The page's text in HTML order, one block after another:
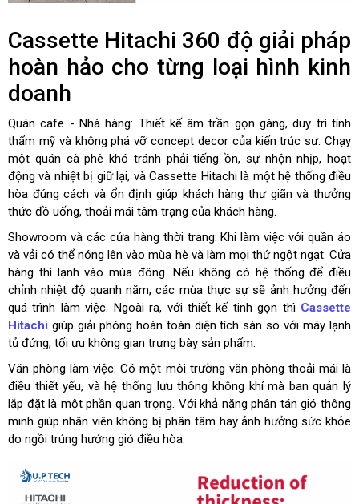
Cassette Hitachi 360 độ giải pháp
hoàn hảo cho từng loại hình kinh
doanh
Quán cafe - Nhà hàng: Thiết kế âm trần gọn gàng, duy trì tính
thẩm mỹ và không phá vỡ concept decor của kiến trúc sư. Chạy
một quán cà phê khó tránh phải tiếng ồn, sự nhộn nhịp, hoạt
động và nhiệt bị giữ lại, và Cassette Hitachi là một hệ thống điều
hòa đúng cách và ổn định giúp khách hàng thư giãn và thưởng
thức đồ uống, thoải mái tâm trạng của khách hàng.
Showroom và các cửa hàng thời trang: Khilàm việc với quần áo
và vải có thể nóng lên vào mùa hè và làm mọi thứ ngột ngạt. Cửa
hàng thì lạnh vào mùa đông. Nếu không có hệ thống để điều
chỉnh nhiệt độ quanh năm, các mùa thực sự sẽ ảnh hưởng đến
quá trình làm việc. Ngoài ra, với thiết kế tinh gọn thì Cassette
Hitachi giúp giải phóng hoàn toàn diện tích sàn so với máy lạnh
tủ đứng, tối ưu không gian trưng bày sản phẩm.
Văn phòng làm việc:Có một môi trường văn phòng thoải mái là
điều thiết yếu, và hệ thống lưu thông không khí mà ban quản lý
lắp đặt là một phần quan trọng. Với khả năng phân tán gió thông
minh giúp nhân viên không bị phân tâm hay ảnh hưởng sức khỏe
do ngồi trúng hướng gió điều hòa.